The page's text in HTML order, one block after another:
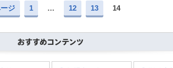
ジ 1 … 12 13 14